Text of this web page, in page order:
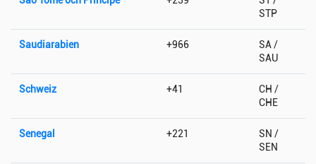
STP
Saudiarabien +966
SA /
SAU
Schweiz +41
CH /
CHE
Senegal +221
SN /
SEN